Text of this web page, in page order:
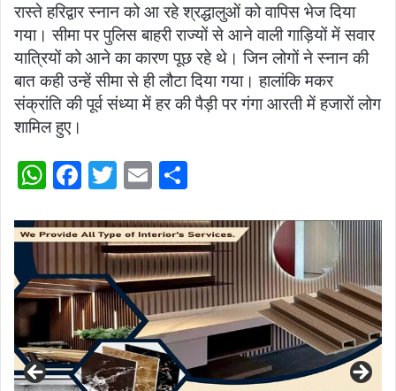
रास्ते हरिद्वार स्नान को आ रहे श्रद्धालुओं को वापिस भेज दिया
गया। सीमा पर पुलिस बाहरी राज्यों से आने वाली गाड़ियों में सवार
यात्रियों को आने का कारण पूछ रहे थे। जिन लोगों ने स्नान की
बात कही उन्हें सीमा से ही लौटा दिया गया। हालांकि मकर
संक्रांति की पूर्व संध्या में हर की पैड़ी पर गंगा आरती में हजारों लोग
शामिल हुए।
W
at
A
p
p
F
c
e
b
o
o
k
T
itt
er
E
ai
l
ar
e